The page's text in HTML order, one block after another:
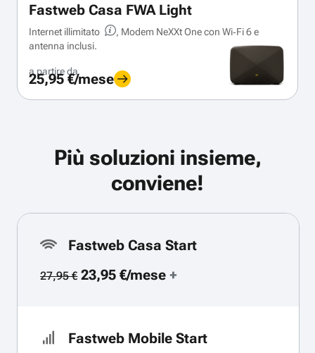
Fastweb Casa FWA Light
Internet illimitato
, Modem NeXXt One con Wi‑Fi 6 e
antenna inclusi.
a partire da
25,95 €/mese
Più soluzioni insieme,
conviene!
Fastweb Casa Start
27,95 €23,95 €/mese+
Fastweb Mobile Start